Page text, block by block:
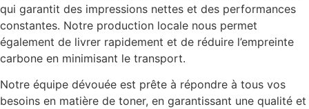
qui garantit des impressions nettes et des performances
constantes. Notre production locale nous permet
également de livrer rapidement et de réduire l’empreinte
carbone en minimisant le transport.
Notre équipe dévouée est prête à répondre à tous vos
besoins en matière de toner, en garantissant une qualité et